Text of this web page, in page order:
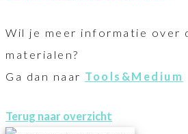
Wil je meer informatie over
materialen?
Ga dan naar Tools&Medium
Terug naar overzicht